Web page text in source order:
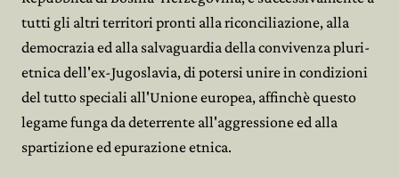
tutti gli altri territori pronti alla riconciliazione, alla
democrazia ed alla salvaguardia della convivenza pluri-
etnica dell'ex-Jugoslavia, di potersi unire in condizioni
del tutto speciali all'Unione europea, affinchè questo
legame funga da deterrente all'aggressione ed alla
spartizione ed epurazione etnica.